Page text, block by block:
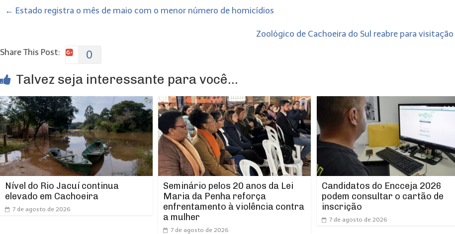
← Estado registra o mês de maio com o menor número de homicídios
Zoológico de Cachoeira do Sul reabre para visitação
Share This Post:
0
Talvez seja interessante para você...
Nível do Rio Jacuí continua
elevado em Cachoeira
7 de agosto de 2026
Seminário pelos 20 anos da Lei
Maria da Penha reforça
enfrentamento à violência contra
a mulher
7 de agosto de 2026
Candidatos do Encceja 2026
podem consultar o cartão de
inscrição
7 de agosto de 2026